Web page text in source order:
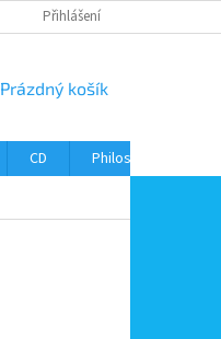
Přihlášení
NÁKUPNÍ
Prázdný košík
CD Philos